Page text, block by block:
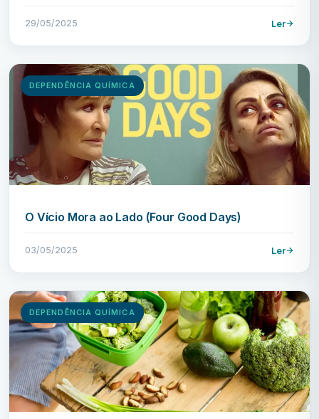
29/05/2025 Ler
DEPENDÊNCIA QUÍMICA
O Vício Mora ao Lado (Four Good Days)
03/05/2025 Ler
DEPENDÊNCIA QUÍMICA